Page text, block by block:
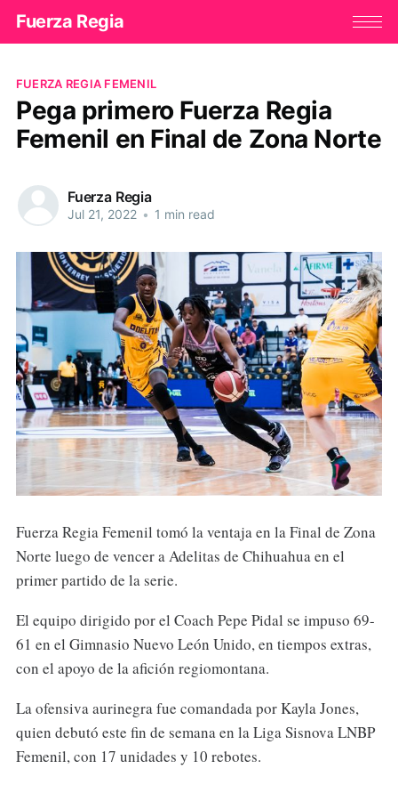
Fuerza Regia
FUERZA REGIA FEMENIL
Pega primero Fuerza Regia
Femenil en Final de Zona Norte
Fuerza Regia
Jul 21, 2022 • 1 min read
Fuerza Regia Femenil tomó la ventaja en la Final de Zona
Norte luego de vencer a Adelitas de Chihuahua en el
primer partido de la serie.
El equipo dirigido por el Coach Pepe Pidal se impuso 69-
61 en el Gimnasio Nuevo León Unido, en tiempos extras,
con el apoyo de la afición regiomontana.
La ofensiva aurinegra fue comandada por Kayla Jones,
quien debutó este fin de semana en la Liga Sisnova LNBP
Femenil, con 17 unidades y 10 rebotes.